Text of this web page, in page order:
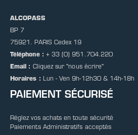
ALCOPASS
BP 7
75921. PARIS Cedex 19
Téléphone : + 33 (0) 951.704.220
Email : Cliquez sur"nous écrire"
Horaires : Lun - Ven 9h-12h30 & 14h-18h
PAIEMENT SÉCURISÉ
Réglez vos achats en toute sécurité
Paiements Administratifs acceptés